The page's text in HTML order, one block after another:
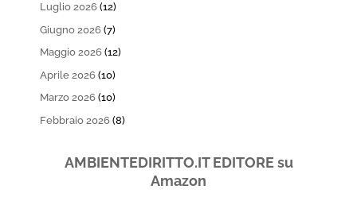
Luglio 2026 (12)
Giugno 2026 (7)
Maggio 2026 (12)
Aprile 2026 (10)
Marzo 2026 (10)
Febbraio 2026 (8)
AMBIENTEDIRITTO.IT EDITORE su
Amazon